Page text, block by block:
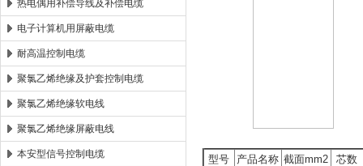
热电偶用补偿导线及补偿电缆
电子计算机用屏蔽电缆
耐高温控制电缆
聚氯乙烯绝缘及护套控制电缆
聚氯乙烯绝缘软电线
聚氯乙烯绝缘屏蔽电线
本安型信号控制电缆 型号 产品名称 截面mm2 芯数